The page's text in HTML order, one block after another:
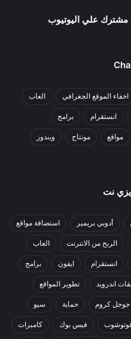
اخفاء الموقع الجغرافي العاب
انستقرام برامج
مواقع مونتاج ويندوز
نت
أدوبي بريمير استضافة مواقع
الربح من الانترنت العاب
انستقرام ايفون برامج
اندرويد تطوير المواقع
جوجل كروم حماية سيو
فيس بوك كاميرات